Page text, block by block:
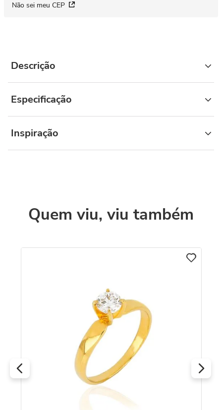
Não sei meu CEP
Descrição
Especificação
Inspiração
Quem viu, viu também